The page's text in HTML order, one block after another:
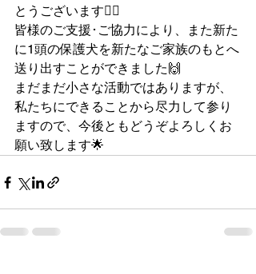
とうございます🙇‍♂️
皆様のご支援･ご協力により、また新た
に1頭の保護犬を新たなご家族のもとへ
送り出すことができました🙌
まだまだ小さな活動ではありますが、
私たちにできることから尽力して参り
ますので、今後ともどうぞよろしくお
願い致します🌟